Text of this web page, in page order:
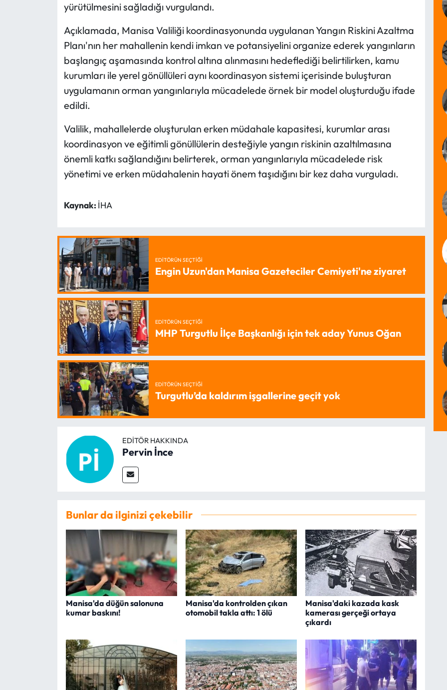
yürütülmesini sağladığı vurgulandı.
Açıklamada, Manisa Valiliği koordinasyonunda uygulanan Yangın Riskini Azaltma
Planı'nın her mahallenin kendi imkan ve potansiyelini organize ederek yangınların
başlangıç aşamasında kontrol altına alınmasını hedeflediği belirtilirken, kamu
kurumları ile yerel gönüllüleri aynı koordinasyon sistemi içerisinde buluşturan
uygulamanın orman yangınlarıyla mücadelede örnek bir model oluşturduğu ifade
edildi.
Valilik, mahallelerde oluşturulan erken müdahale kapasitesi, kurumlar arası
koordinasyon ve eğitimli gönüllülerin desteğiyle yangın riskinin azaltılmasına
önemli katkı sağlandığını belirterek, orman yangınlarıyla mücadelede risk
yönetimi ve erken müdahalenin hayati önem taşıdığını bir kez daha vurguladı.
Kaynak: İHA
EDITÖRÜN SEÇTIĞI
Engin Uzun'dan Manisa Gazeteciler Cemiyeti'ne ziyaret
EDITÖRÜN SEÇTIĞI
MHP Turgutlu İlçe Başkanlığı için tek aday Yunus Oğan
EDITÖRÜN SEÇTIĞI
Turgutlu’da kaldırım işgallerine geçit yok
EDITÖR HAKKINDA
Pervin İnce
Bunlar da ilginizi çekebilir
Manisa'da düğün salonuna
kumar baskını!
Manisa'da kontrolden çıkan
otomobil takla attı: 1 ölü
Manisa'daki kazada kask
kamerası gerçeği ortaya
çıkardı